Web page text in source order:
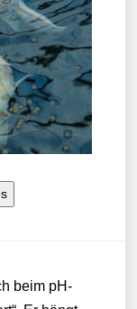
beim pH-